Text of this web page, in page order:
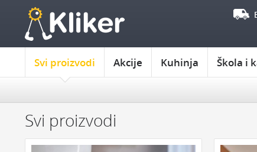
Svi proizvodi Akcije Kuhinja Škola i
IZABERITE OPSEG CENA
PREKO 3000
IZABERITE PROIZVOĐAČA
POKLON
Svi proizvodi